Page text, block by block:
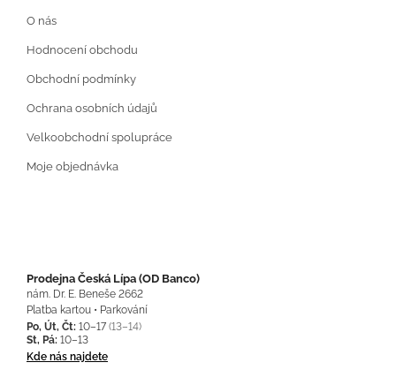
O nás
Hodnocení obchodu
Obchodní podmínky
Ochrana osobních údajů
Velkoobchodní spolupráce
Moje objednávka
Prodejna Česká Lípa (OD Banco)
nám. Dr. E. Beneše 2662
Platba kartou • Parkování
Po, Út, Čt: 10–17 (13–14)
St, Pá: 10–13
Kde nás najdete